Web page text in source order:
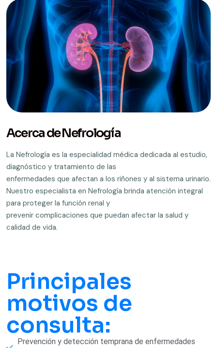
Acerca de Nefrología
La Nefrología es la especialidad médica dedicada al estudio,
diagnóstico y tratamiento de las
enfermedades que afectan a los riñones y al sistema urinario.
Nuestro especialista en Nefrología brinda atención integral
para proteger la función renal y
prevenir complicaciones que puedan afectar la salud y
calidad de vida.
Principales
motivos de
consulta:
Prevención y detección temprana de enfermedades